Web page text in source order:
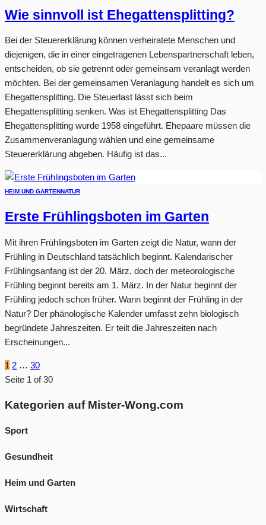
Wie sinnvoll ist Ehegattensplitting?
Bei der Steuererklärung können verheiratete Menschen und
diejenigen, die in einer eingetragenen Lebenspartnerschaft leben,
entscheiden, ob sie getrennt oder gemeinsam veranlagt werden
möchten. Bei der gemeinsamen Veranlagung handelt es sich um
Ehegattensplitting. Die Steuerlast lässt sich beim
Ehegattensplitting senken. Was ist Ehegattensplitting Das
Ehegattensplitting wurde 1958 eingeführt. Ehepaare müssen die
Zusammenveranlagung wählen und eine gemeinsame
Steuererklärung abgeben. Häufig ist das...
HEIM UND GARTEN NATUR
Erste Frühlingsboten im Garten
Mit ihren Frühlingsboten im Garten zeigt die Natur, wann der
Frühling in Deutschland tatsächlich beginnt. Kalendarischer
Frühlingsanfang ist der 20. März, doch der meteorologische
Frühling beginnt bereits am 1. März. In der Natur beginnt der
Frühling jedoch schon früher. Wann beginnt der Frühling in der
Natur? Der phänologische Kalender umfasst zehn biologisch
begründete Jahreszeiten. Er teilt die Jahreszeiten nach
Erscheinungen...
1 2 … 30
Seite 1 of 30
Kategorien auf Mister-Wong.com
Sport
Gesundheit
Heim und Garten
Wirtschaft